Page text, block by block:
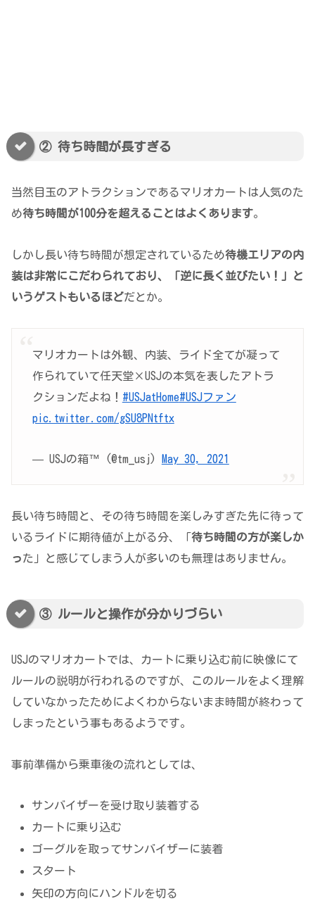
② 待ち時間が長すぎる
当然目玉のアトラクションであるマリオカートは人気のた
め待ち時間が100分を超えることはよくあります。
しかし長い待ち時間が想定されているため待機エリアの内
装は非常にこだわられており、「逆に長く並びたい！」と
いうゲストもいるほどだとか。
マリオカートは外観、内装、ライド全てが凝って
作られていて任天堂×USJの本気を表したアトラ
クションだよね！ #USJatHome#USJファン
pic.twitter.com/gSU8PNtftx
— USJの箱™️ (@tm_usj) May 30, 2021
長い待ち時間と、その待ち時間を楽しみすぎた先に待って
いるライドに期待値が上がる分、「 待ち時間の方が楽しか
った」と感じてしまう人が多いのも無理はありません。
③ ルールと操作が分かりづらい
USJのマリオカートでは、カートに乗り込む前に映像にて
ルールの説明が行われるのですが、このルールをよく理解
していなかったためによくわからないまま時間が終わって
しまったという事もあるようです。
事前準備から乗車後の流れとしては、
サンバイザーを受け取り装着する
カートに乗り込む
ゴーグルを取ってサンバイザーに装着
スタート
矢印の方向にハンドルを切る